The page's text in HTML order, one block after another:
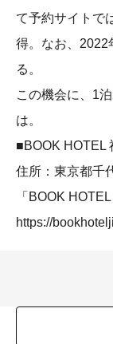
て予約サイトで
得。なお、2022
る。
この機会に、1
は。
■BOOK HOTEL
住所：東京都千
「BOOK
https://